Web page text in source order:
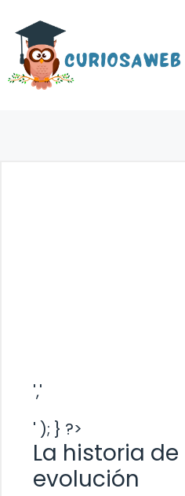
contenido
','
' ); } ?>
La historia
evolución